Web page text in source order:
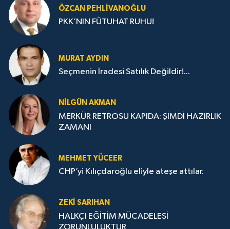
ÖZCAN PEHLIVANOĞLU
PKK’NIN FÜTUHAT RUHU!
MURAT AYDIN
Seçmenin İradesi Satılık Değildir!...
NILGÜN AKMAN
MERKÜR RETROSU KAPIDA: ŞİMDİ HAZIRLIK
ZAMANI
MEHMET YÜCEER
CHP’yi Kılıçdaroğlu eliyle ateşe attılar.
ZEKI SARIHAN
HALKÇI EĞİTİM MÜCADELESİ
ZORUNLULUKTUR